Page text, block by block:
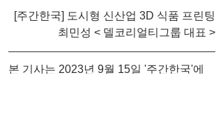
[주간한국] 도시형 신산업 3D 식품 프린팅
최민성 < 델코리얼티그룹 대표 >
본 기사는 2023년 9월 15일 '주간한국'에